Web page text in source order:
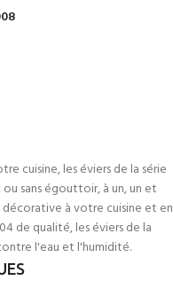
cuisine, les éviers de la série
sans égouttoir, à un, un et
à votre cuisine et en
de qualité, les éviers de la
l'eau et l'humidité.